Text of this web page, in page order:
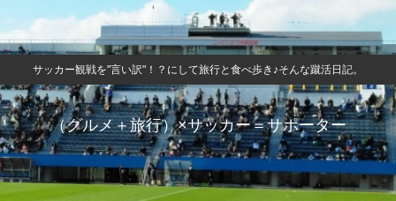
サッカー観戦を"言い訳"！？にして旅行と食べ歩き♪そんな蹴活日記。
（グルメ＋旅行）×サッカー＝サポーター